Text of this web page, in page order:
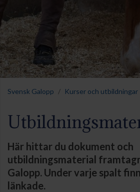
Svensk Galopp Kurser och utbildningar
Här hittar du dokument och
utbildningsmaterial
Galopp. Under varje spalt
länkade.